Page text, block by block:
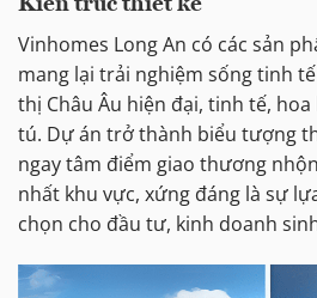
Vinhomes Long An có các sản
mang lại trải nghiệm sống tinh
thị Châu Âu hiện đại, tinh tế,
tú. Dự án trở thành biểu tượng
ngay tâm điểm giao thương
nhất khu vực, xứng đáng là sự
chọn cho đầu tư, kinh doanh